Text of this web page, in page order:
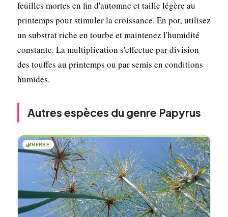
feuilles mortes en fin d'automne et taille légère au
printemps pour stimuler la croissance. En pot, utilisez
un substrat riche en tourbe et maintenez l'humidité
constante. La multiplication s'effectue par division
des touffes au printemps ou par semis en conditions
humides.
Autres espèces du genre Papyrus
🌿HERBE